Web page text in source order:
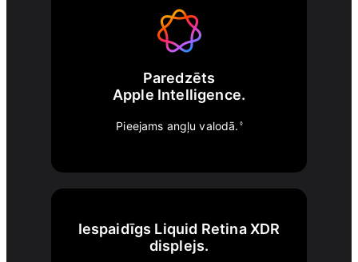
Paredzēts
Apple Intelligence.
Pieejams angļu valodā. ◊
Iespaidīgs Liquid Retina XDR
displejs.